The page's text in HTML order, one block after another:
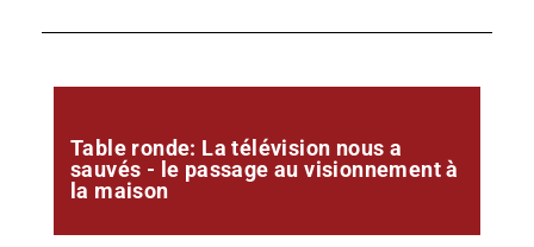
Table ronde: La télévision nous a
sauvés - le passage au visionnement à
la maison